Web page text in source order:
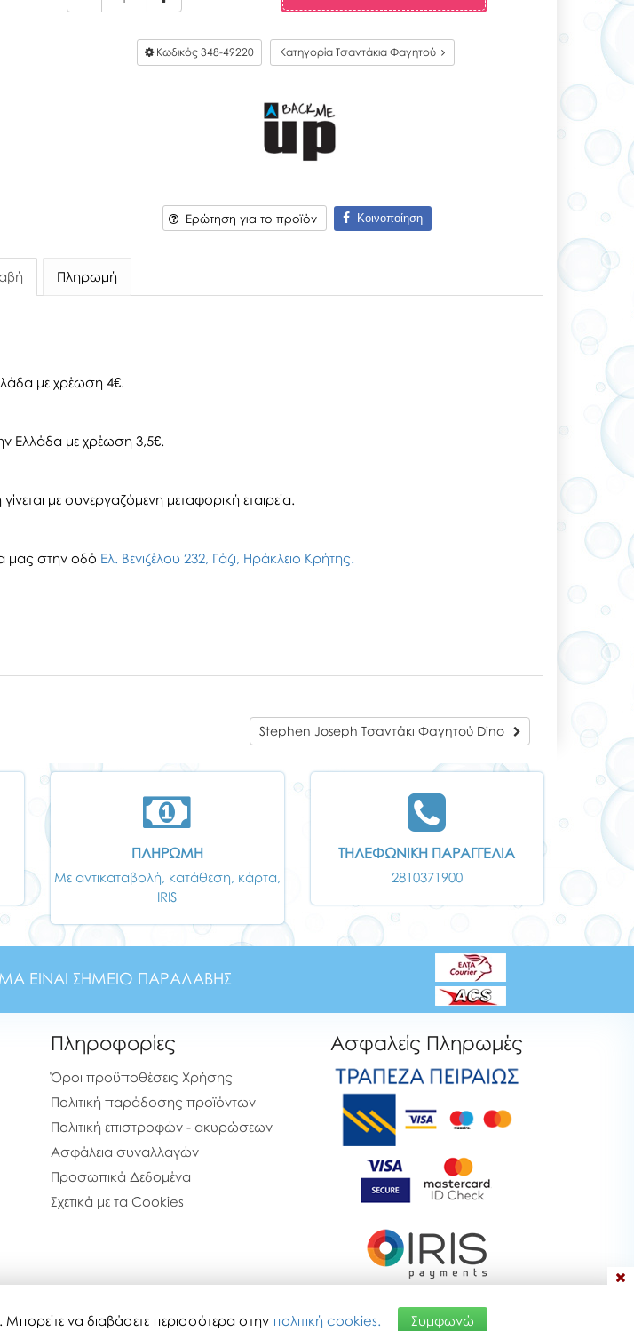
Κωδικός 348-49220 Κατηγορία Τσαντάκια Φαγητού
Ερώτηση για το προϊόν Κοινοποίηση
Πληρωμή
με χρέωση 4€.
Ελλάδα με χρέωση 3,5€.
με συνεργαζόμενη μεταφορική εταιρεία.
μας στην οδό Ελ. Βενιζέλου 232, Γάζι, Ηράκλειο Κρήτης.
Stephen Joseph Τσαντάκι Φαγητού Dino
ΠΛΗΡΩΜΗ
Με αντικαταβολή, κατάθεση, κάρτα,
IRIS
ΤΗΛΕΦΩΝΙΚΗ ΠΑΡΑΓΓΕΛΙΑ
2810371900
ΕΙΝΑΙ ΣΗΜΕΙΟ ΠΑΡΑΛΑΒΗΣ
Πληροφορίες
Όροι προϋποθέσεις Χρήσης
Πολιτική παράδοσης προϊόντων
Πολιτική επιστροφών - ακυρώσεων
Ασφάλεια συναλλαγών
Προσωπικά Δεδομένα
Σχετικά με τα Cookies
Ασφαλείς Πληρωμές
Τελευταία ενημέρωση : 07-08-2026 09:05
να διαβάσετε περισσότερα στην πολιτική cookies. Συμφωνώ